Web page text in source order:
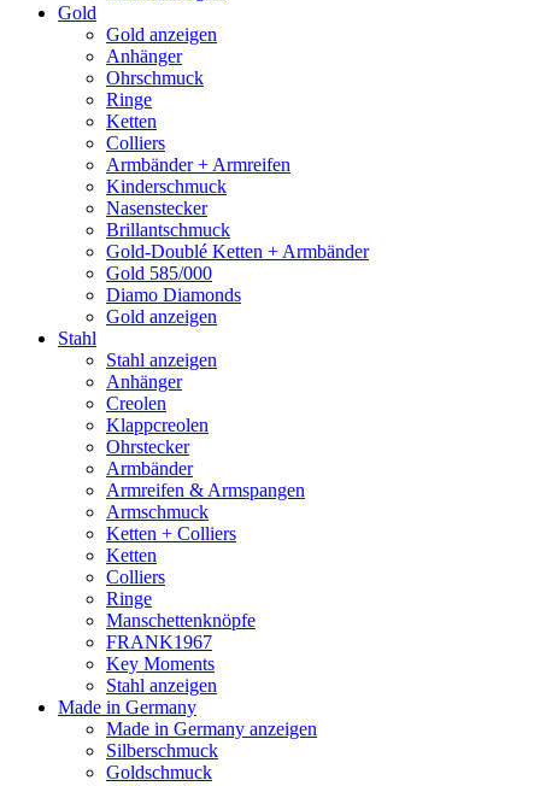
Gold
Gold anzeigen
Anhänger
Ohrschmuck
Ringe
Ketten
Colliers
Armbänder + Armreifen
Kinderschmuck
Nasenstecker
Brillantschmuck
Gold-Doublé Ketten + Armbänder
Gold 585/000
Diamo Diamonds
Gold anzeigen
Stahl
Stahl anzeigen
Anhänger
Creolen
Klappcreolen
Ohrstecker
Armbänder
Armreifen & Armspangen
Armschmuck
Ketten + Colliers
Ketten
Colliers
Ringe
Manschettenknöpfe
FRANK1967
Key Moments
Stahl anzeigen
Made in Germany
Made in Germany anzeigen
Silberschmuck
Goldschmuck